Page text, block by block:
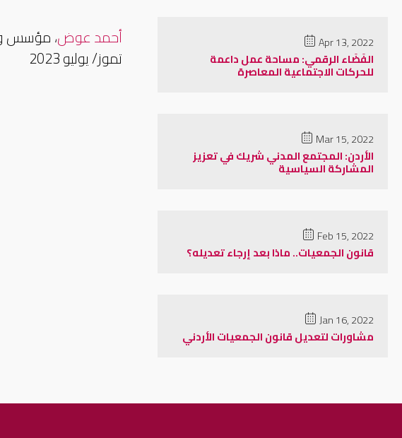
Apr 13, 2022
الفَضَاء الرقمي: مساحة عمل داعمة
للحركات الاجتماعية المعاصرة
Mar 15, 2022
الأردن: المجتمع المدني شريك في تعزيز
المشاركة السياسية
Feb 15, 2022
قانون الجمعيات.. ماذا بعد إرجاء تعديله؟
Jan 16, 2022
مشاورات لتعديل قانون الجمعيات الأردني
أحمد عوض،مؤسس
تموز/ يوليو 2023